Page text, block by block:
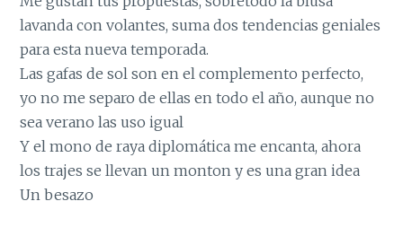
lavanda con volantes, suma dos tendencias geniales
para esta nueva temporada.
Las gafas de sol son en el complemento perfecto,
yo no me separo de ellas en todo el año, aunque no
sea verano las uso igual
Y el mono de raya diplomática me encanta, ahora
los trajes se llevan un monton y es una gran idea
Un besazo